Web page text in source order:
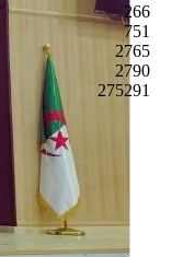
266
751
2765
2790
275291